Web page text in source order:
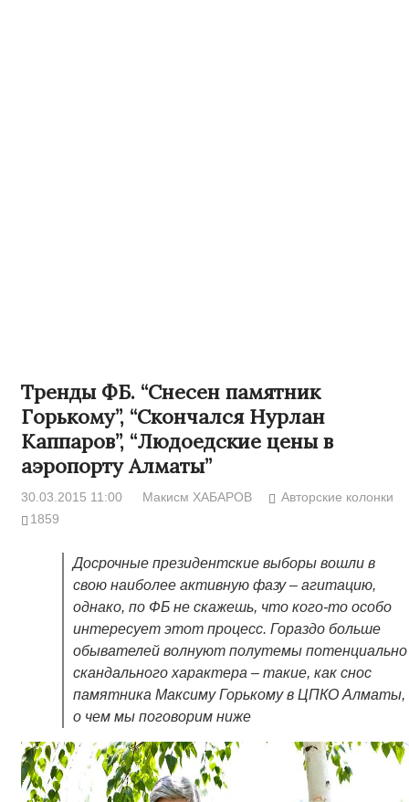
Тренды ФБ. “Снесен памятник
Горькому”, “Скончался Нурлан
Каппаров”, “Людоедские цены в
аэропорту Алматы”
30.03.2015 11:00 Макисм ХАБАРОВ
Авторские колонки
1859
Досрочные президентские выборы вошли в
свою наиболее активную фазу – агитацию,
однако, по ФБ не скажешь, что кого-то особо
интересует этот процесс. Гораздо больше
обывателей волнуют полутемы потенциально
скандального характера – такие, как снос
памятника Максиму Горькому в ЦПКО Алматы,
о чем мы поговорим ниже